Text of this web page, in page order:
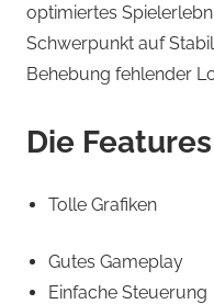
optimiertes
Schwerpunkt auf
Behebung fehlender
Die
Tolle Grafiken
Gutes Gameplay
Einfache Steuerung